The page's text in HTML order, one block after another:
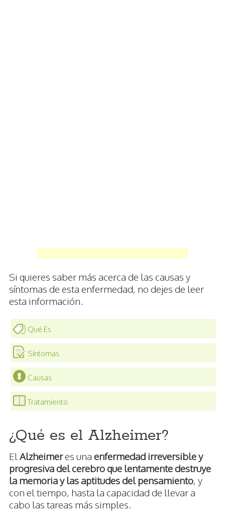
Si quieres saber más acerca de las causas y
síntomas de esta enfermedad, no dejes de leer
esta información.
Qué Es
Síntomas
Causas
Tratamiento
¿Qué es el Alzheimer?
El Alzheimeres una enfermedad irreversible y
progresiva del cerebro que lentamente destruye
la memoria y las aptitudes del pensamiento, y
con el tiempo, hasta la capacidad de llevar a
cabo las tareas más simples.